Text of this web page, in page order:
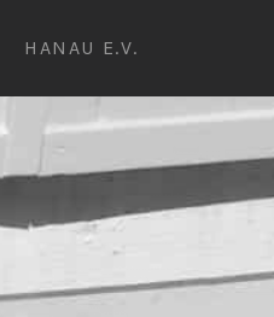
HANAU E.V.